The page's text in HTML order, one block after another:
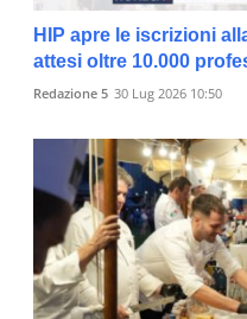
HIP apre le iscrizioni
attesi oltre 10.000
Redazione 5 30 Lug 2026 10:50